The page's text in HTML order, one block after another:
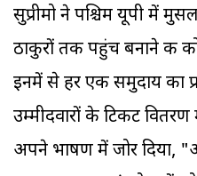
सुप्रीमो ने पश्चिम यूपी में
ठाकुरों तक पहुंच बनाने की
इनमें से हर एक समुदाय का
उम्मीदवारों के टिकट वितरण
अपने भाषण में जोर दिया,